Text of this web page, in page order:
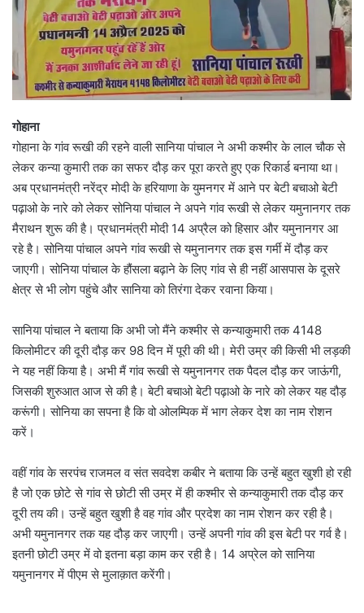
गोहाना
गोहाना के गांव रूखी की रहने वाली सानिया पांचाल ने अभी कश्मीर के लाल चौक से
लेकर कन्या कुमारी तक का सफर दौड़ कर पूरा करते हुए एक रिकार्ड बनाया था।
अब प्रधानमंत्री नरेंद्र मोदी के हरियाणा के युमनगर में आने पर बेटी बचाओ बेटी
पढ़ाओ के नारे को लेकर सोनिया पांचाल ने अपने गांव रूखी से लेकर यमुनानगर तक
मैराथन शुरू की है। प्रधानमंत्री मोदी 14 अप्रैल को हिसार और यमुनानगर आ
रहे है। सोनिया पांचाल अपने गांव रूखी से यमुनानगर तक इस गर्मी में दौड़ कर
जाएगी। सोनिया पांचाल के हौंसला बढ़ाने के लिए गांव से ही नहीं आसपास के दूसरे
क्षेत्र से भी लोग पहुंचे और सानिया को तिरंगा देकर रवाना किया।
सानिया पांचाल ने बताया कि अभी जो मैंने कश्मीर से कन्याकुमारी तक 4148
किलोमीटर की दूरी दौड़ कर 98 दिन में पूरी की थी। मेरी उम्र की किसी भी लड़की
ने यह नहीं किया है। अभी मैं गांव रूखी से यमुनानगर तक पैदल दौड़ कर जाऊंगी,
जिसकी शुरुआत आज से की है। बेटी बचाओ बेटी पढ़ाओ के नारे को लेकर यह दौड़
करूंगी। सोनिया का सपना है कि वो ओलम्पिक में भाग लेकर देश का नाम रोशन
करें।
वहीं गांव के सरपंच राजमल व संत सवदेश कबीर ने बताया कि उन्हें बहुत खुशी हो रही
है जो एक छोटे से गांव से छोटी सी उम्र में ही कश्मीर से कन्याकुमारी तक दौड़ कर
दूरी तय की। उन्हें बहुत खुशी है वह गांव और प्रदेश का नाम रोशन कर रही है।
अभी यमुनानगर तक यह दौड़ कर जाएगी। उन्हें अपनी गांव की इस बेटी पर गर्व है।
इतनी छोटी उम्र में वो इतना बड़ा काम कर रही है। 14 अप्रेल को सानिया
यमुनानगर में पीएम से मुलाक़ात करेंगी।